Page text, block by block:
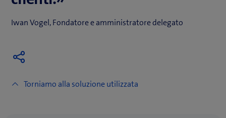
Iwan Vogel, Fondatore e amministratore delegato
Torniamo alla soluzione utilizzata